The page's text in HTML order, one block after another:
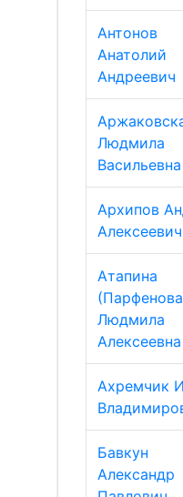
Антонов
Анатолий
Андреевич
Людмила
Васильевна
Архипов
Алексеевич
Атапина
Людмила
Алексеевна
Ахремчик
Бавкун
Александр